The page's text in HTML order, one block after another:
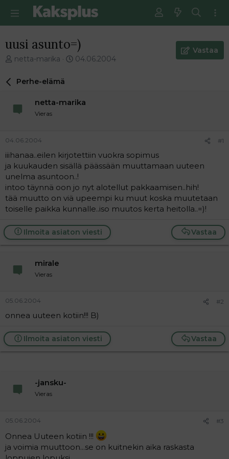
uusi asunto=)
V
e
i
u
n
a
l
o
i
t
t
a
j
netta-marika
E
m
m
n
v
e
s
04.06.2004
Vastaa
Perhe-elämä
netta-marika
Vieras
04.06.2004 #1
iiihanaa..eilen kirjotettiin vuokra sopimus
ja kuukauden sisällä päässään muuttamaan uuteen
unelma asuntoon..!
intoo täynnä oon jo nyt alotellut pakkaamisen..hih!
tää muutto on viä upeempi ku muut koska muutetaan
toiselle paikka kunnalle..iso muutos kerta heitolla..=)!
Vastaa
Ilmoita asiaton viesti
mirale
Vieras
05.06.2004 #2
onnea uuteen kotiin!!! B)
Vastaa
Ilmoita asiaton viesti
-jansku-
Vieras
05.06.2004 #3
Onnea Uuteen kotiin !!!
ja voimia muuttoon...se on kuitnekin aika raskasta